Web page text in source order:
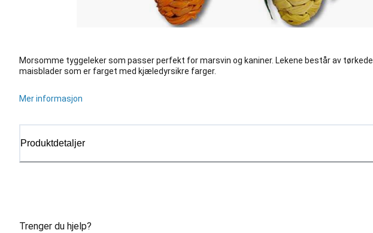
Morsomme tyggeleker som passer perfekt for marsvin og kaniner. Lekene består av tørkede
maisblader som er farget med kjæledyrsikre farger.
Mer informasjon
Produktdetaljer
Trenger du hjelp?